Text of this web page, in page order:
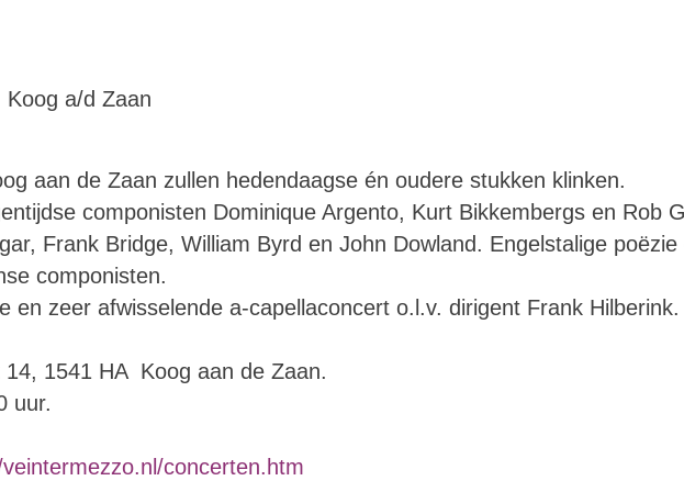
a/d Zaan
aan de Zaan zullen hedendaagse én oudere stukken klinken.
componisten Dominique Argento, Kurt Bikkembergs en Rob
Frank Bridge, William Byrd en John Dowland. Engelstalige
componisten.
en zeer afwisselende a-capellaconcert o.l.v. dirigent Frank Hilberink.
1541 HA Koog aan de Zaan.
uur.
concerten.htm